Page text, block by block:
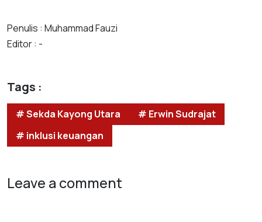
Penulis : Muhammad Fauzi
Editor : -
Tags :
# Sekda Kayong Utara
# Erwin Sudrajat
# inklusi keuangan
Leave a comment